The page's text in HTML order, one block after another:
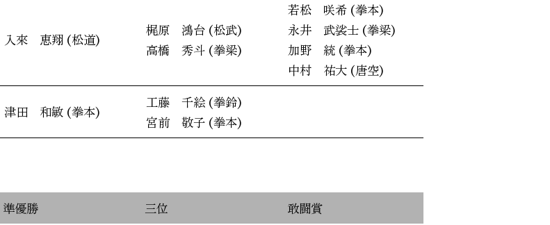
入來 恵翔 (松道)
梶原 鴻台 (松武)
高橋 秀斗 (拳梁)
若松 咲希 (拳本)
永井 武裟士 (拳梁)
加野 統 (拳本)
中村 祐大 (唐空)
津田 和敏 (拳本)
工藤 千絵 (拳鈴)
宮前 敬子 (拳本)
準優勝 三位 敢闘賞